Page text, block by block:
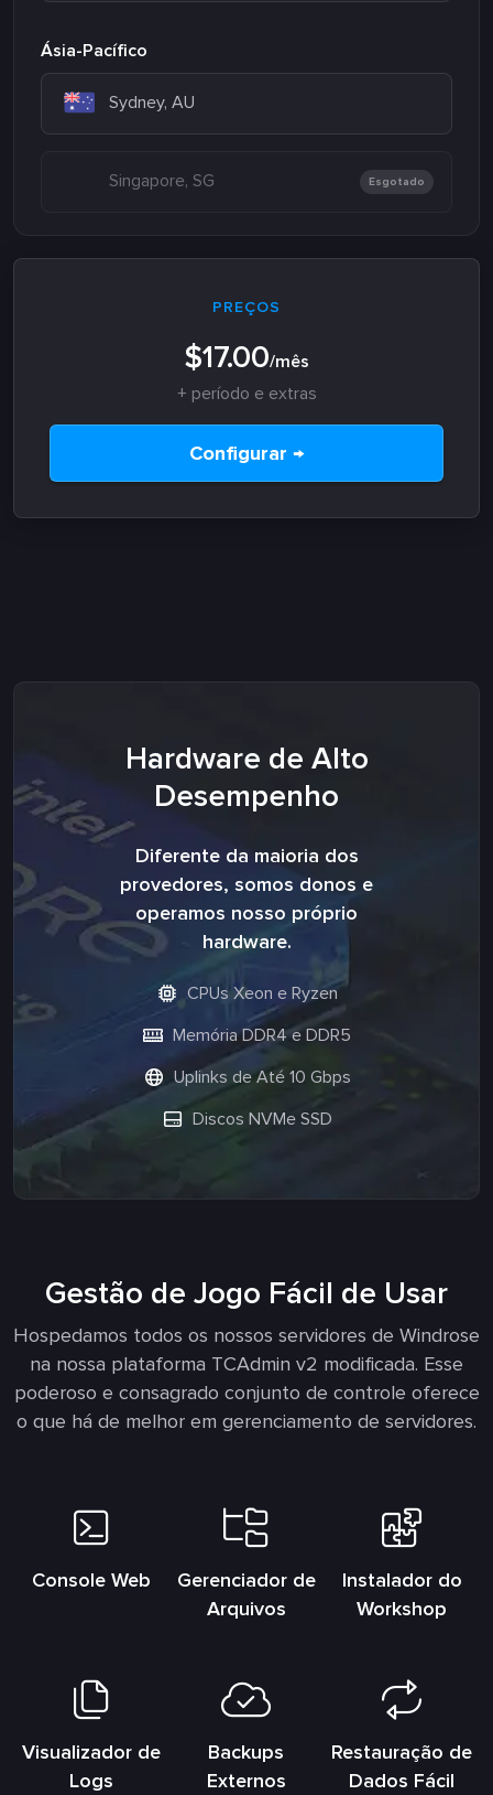
Ásia-Pacífico
Sydney, AU
Singapore, SG Esgotado
PREÇOS
$17.00/mês
+ período e extras
Configurar →
Hardware de Alto
Desempenho
Diferente da maioria dos
provedores, somos donos e
operamos nosso próprio
hardware.
CPUs Xeon e Ryzen
Memória DDR4 e DDR5
Uplinks de Até 10 Gbps
Discos NVMe SSD
Gestão de Jogo Fácil de Usar
Hospedamos todos os nossos servidores de Windrose
na nossa plataforma TCAdmin v2 modificada. Esse
poderoso e consagrado conjunto de controle oferece
o que há de melhor em gerenciamento de servidores.
Console Web
Gerenciador de
Arquivos
Instalador do
Workshop
Visualizador de
Logs
Backups
Externos
Restauração de
Dados Fácil